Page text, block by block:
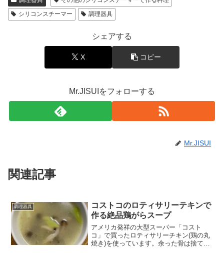
シリコンスチーマー
調理器具
シェアする
X コピー
Mr.JISUIをフォローする
Mr.JISUI
関連記事
調理器具
コストコのロティサリーテキンで
作る絶品鶏がらスープ
アメリカ発祥の大型スーパー「コスト
コ」で買ったロティサリーチキン(鶏の丸
焼き)を使っています。余った骨は捨て